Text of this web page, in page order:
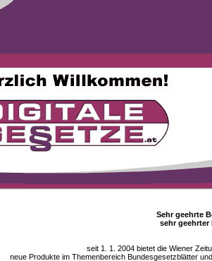
Sehr geehrte
sehr geehrter
seit 1. 1. 2004 bietet die Wiener
neue Produkte im Themenbereich Bundesgesetzblätter